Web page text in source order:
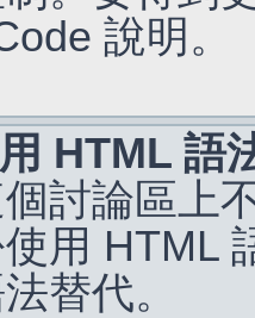
說明。
HTML 語
討論區上
用 HTML
替代。